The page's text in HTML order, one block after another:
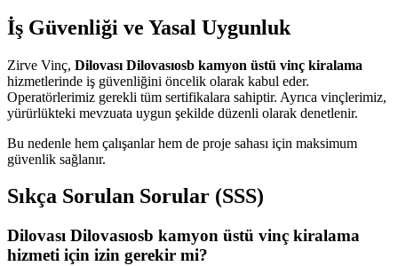
İş Güvenliği ve Yasal Uygunluk
Zirve Vinç, Dilovası Dilovasıosb kamyon üstü vinç kiralama
hizmetlerinde iş güvenliğini öncelik olarak kabul eder.
Operatörlerimiz gerekli tüm sertifikalara sahiptir. Ayrıca vinçlerimiz,
yürürlükteki mevzuata uygun şekilde düzenli olarak denetlenir.
Bu nedenle hem çalışanlar hem de proje sahası için maksimum
güvenlik sağlanır.
Sıkça Sorulan Sorular (SSS)
Dilovası Dilovasıosb kamyon üstü vinç kiralama
hizmeti için izin gerekir mi?